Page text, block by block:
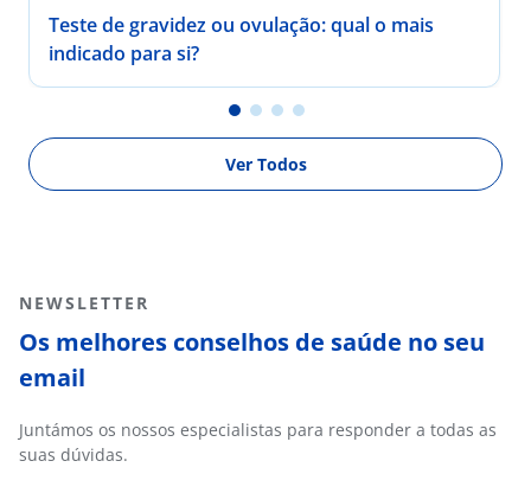
Teste de gravidez ou ovulação: qual o mais
indicado para si?
Ver Todos
NEWSLETTER
Os melhores conselhos de saúde no seu
email
Juntámos os nossos especialistas para responder a todas as
suas dúvidas.